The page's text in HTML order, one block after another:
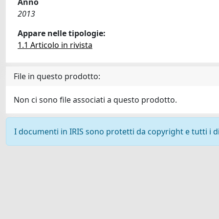
2013
Appare nelle tipologie:
1.1 Articolo in rivista
File in questo prodotto:
Non ci sono file associati a questo prodotto.
I documenti in IRIS sono protetti da copyright e tutti i